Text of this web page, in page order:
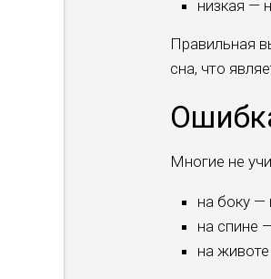
низкая —
Правильная
сна, что
Многие не
на боку —
на спине
на